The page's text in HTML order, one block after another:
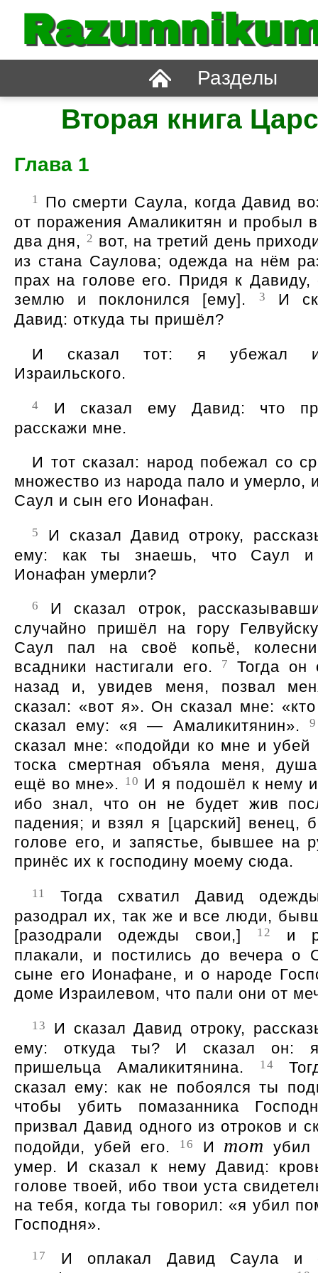
Разделы
Вторая книга
Глава 1
1
По смерти Саула, когда Давид
от поражения Амаликитян и пробыл
два дня, 2 вот, на третий день
из стана Саулова; одежда на нём
прах на голове его. Придя к
землю и поклонился [ему].
3
И
Давид: откуда ты пришёл?
И сказал тот: я убежал
Израильского.
4
И сказал ему Давид: что
расскажи мне.
И тот сказал: народ побежал со
множество из народа пало и умерло,
Саул и сын его Ионафан.
5
И сказал Давид отроку,
ему: как ты знаешь, что Саул
Ионафан умерли?
6
И сказал отрок,
случайно пришёл на гору
Саул пал на своё копьё,
всадники настигали его.
7
Тогда он
назад и, увидев меня, позвал
сказал:
вот я . Он сказал мне:
сказал ему:
я — Амаликитянин . 9
сказал мне:
подойди ко мне и убей
тоска смертная объяла меня,
ещё во мне
. 10 И я подошёл к нему
ибо знал, что он не будет жив
падения; и взял я [царский] венец,
голове его, и запястье, бывшее на
принёс их к господину моему сюда.
11
Тогда схватил Давид
разодрал их, так же и все люди,
[разодрали одежды свои,]
12
и
плакали, и постились до вечера о
сыне его Ионафане, и о народе
доме Израилевом, что пали они от
13
И сказал Давид отроку,
ему: откуда ты? И сказал
пришельца Амаликитянина.
14
сказал ему: как не побоялся ты
чтобы убить помазанника
призвал Давид одного из отроков и
подойди, убей его.
16 И тот
умер. И сказал к нему Давид:
голове твоей, ибо твои уста
на тебя, когда ты говорил:
я убил
Господня
.
17
И оплакал Давид Саула и